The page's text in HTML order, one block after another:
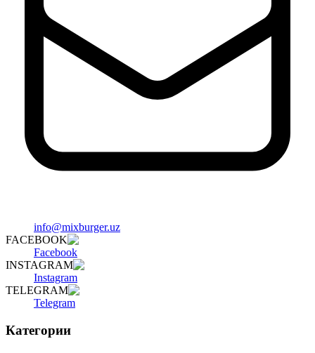
info@mixburger.uz
FACEBOOK
Facebook
INSTAGRAM
Instagram
TELEGRAM
Telegram
Категории